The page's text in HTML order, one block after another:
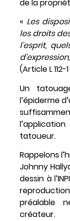
de la
« Les
les droits
l’esprit,
(Article L 112-
Un
l’épiderme
tatoueur.
Rappelons
Johnny
dessin à
préalable
créateur.